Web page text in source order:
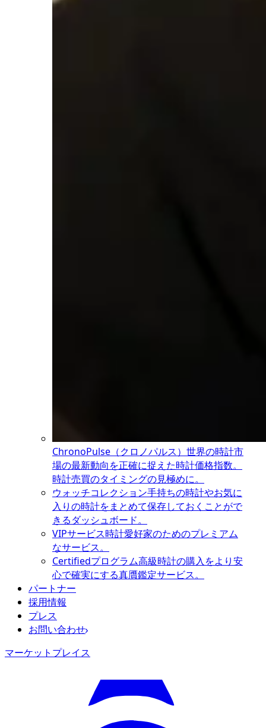
ChronoPulse（クロノパルス） 世界の時計市
場の最新動向を正確に捉えた時計価格指数。
時計売買のタイミングの見極めに。
ウォッチコレクション手持ちの時計やお気に
入りの時計をまとめて保存しておくことがで
きるダッシュボード。
VIPサービス時計愛好家のためのプレミアム
なサービス。
Certifiedプログラム高級時計の購入をより安
心で確実にする真贋鑑定サービス。
パートナー
採用情報
プレス
お問い合わせ
マーケットプレイス